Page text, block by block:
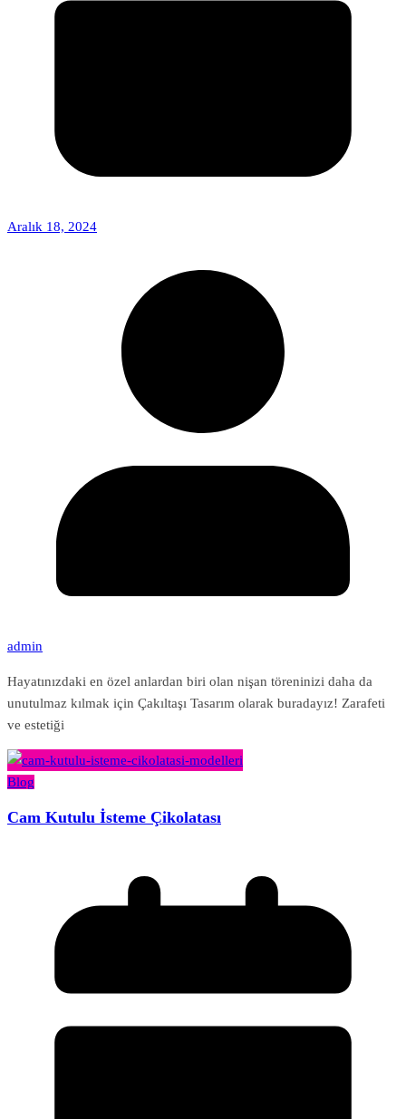
Aralık 18, 2024
admin
Hayatınızdaki en özel anlardan biri olan nişan töreninizi daha da
unutulmaz kılmak için Çakıltaşı Tasarım olarak buradayız! Zarafeti
ve estetiği
Blog
Cam Kutulu İsteme Çikolatası